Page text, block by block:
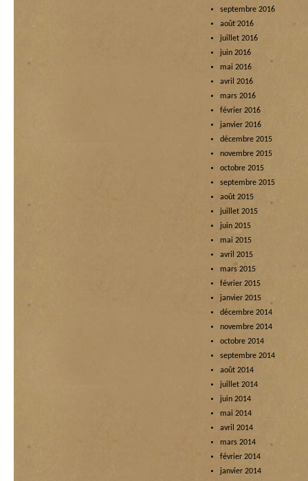
septembre 2016
août 2016
juillet 2016
juin 2016
mai 2016
avril 2016
mars 2016
février 2016
janvier 2016
décembre 2015
novembre 2015
octobre 2015
septembre 2015
août 2015
juillet 2015
juin 2015
mai 2015
avril 2015
mars 2015
février 2015
janvier 2015
décembre 2014
novembre 2014
octobre 2014
septembre 2014
août 2014
juillet 2014
juin 2014
mai 2014
avril 2014
mars 2014
février 2014
janvier 2014